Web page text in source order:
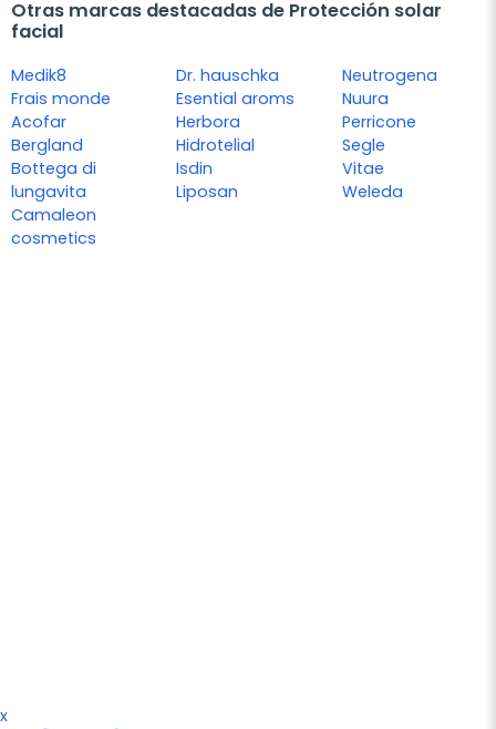
Otras marcas destacadas de Protección solar
facial
Medik8
Frais monde
Acofar
Bergland
Bottega di
lungavita
Camaleon
cosmetics
Dr. hauschka
Esential aroms
Herbora
Hidrotelial
Isdin
Liposan
Neutrogena
Nuura
Perricone
Segle
Vitae
Weleda
x